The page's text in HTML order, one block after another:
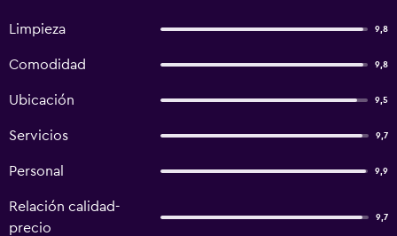
Limpieza 9,8
Comodidad 9,8
Ubicación 9,5
Servicios 9,7
Personal 9,9
Relación calidad-
precio
9,7